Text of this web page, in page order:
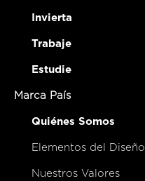
Invierta
Trabaje
Estudie
Marca País
Quiénes Somos
Elementos del Diseño
Nuestros Valores